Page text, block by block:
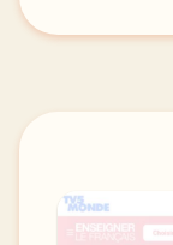
le respect